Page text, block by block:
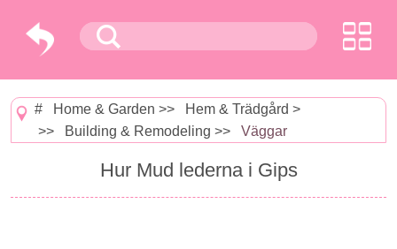
# Home & Garden >> Hem & Trädgård >
>>
Building & Remodeling >> Väggar
Hur Mud lederna i Gips